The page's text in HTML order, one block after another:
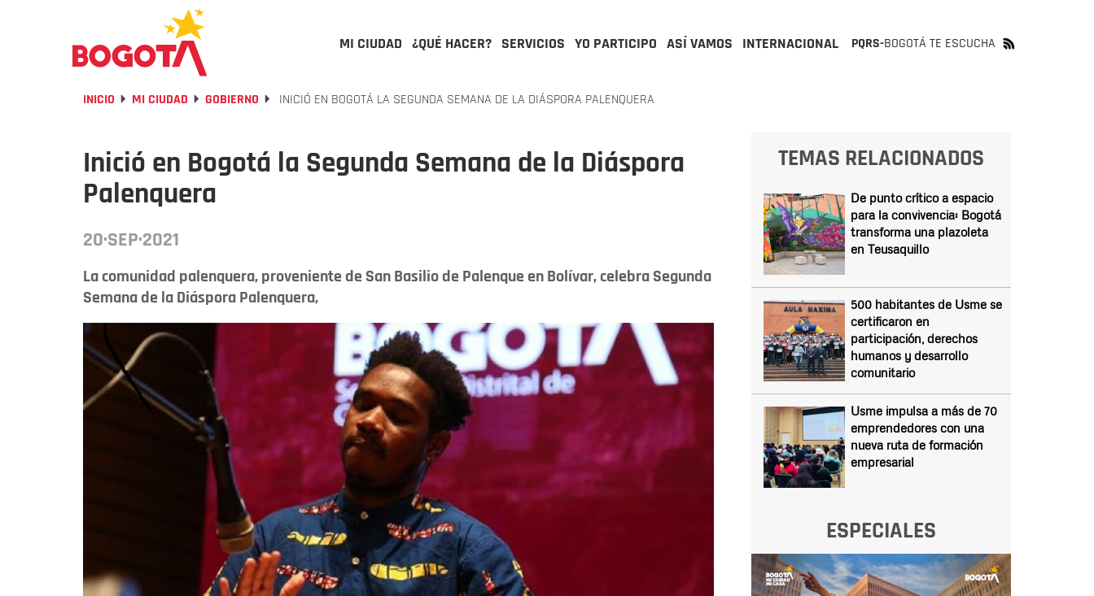
MI CIUDAD ¿QUÉ HACER? SERVICIOS YO PARTICIPO ASÍ VAMOS INTERNACIONAL PQRS-BOGOTÁ TE ESCUCHA
INICIO MI CIUDAD GOBIERNO INICIÓ EN BOGOTÁ LA SEGUNDA SEMANA DE LA DIÁSPORA PALENQUERA
Inició en Bogotá la Segunda Semana de la Diáspora
Palenquera
20·SEP·2021
La comunidad palenquera, proveniente de San Basilio de Palenque en Bolívar, celebra Segunda
Semana de la Diáspora Palenquera,
TEMAS RELACIONADOS
De punto crítico a espacio
para la convivencia: Bogotá
transforma una plazoleta
en Teusaquillo
500 habitantes de Usme se
certificaron en
participación, derechos
humanos y desarrollo
comunitario
Usme impulsa a más de 70
emprendedores con una
nueva ruta de formación
empresarial
ESPECIALES